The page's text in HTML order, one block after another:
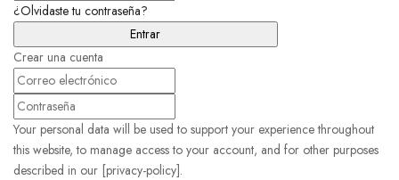
¿Olvidaste tu contraseña?
Crear una cuenta
Your personal data will be used to support your experience throughout
this website, to manage access to your account, and for other purposes
described in our [privacy-policy].